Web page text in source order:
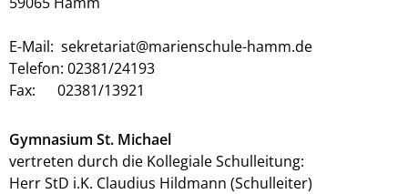
E-Mail: sekretariat@marienschule-hamm.de
Telefon: 02381/24193
Fax: 02381/13921
Gymnasium St. Michael
vertreten durch die Kollegiale Schulleitung:
Herr StD i.K. Claudius Hildmann (Schulleiter)